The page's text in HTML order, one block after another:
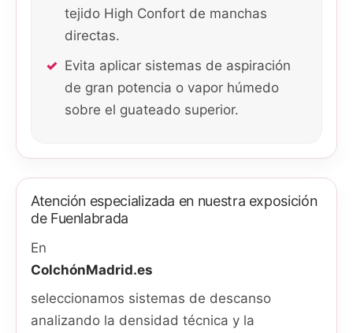
tejido High Confort de manchas
directas.
Evita aplicar sistemas de aspiración
de gran potencia o vapor húmedo
sobre el guateado superior.
Atención especializada en nuestra exposición
de Fuenlabrada
En
ColchónMadrid.es
seleccionamos sistemas de descanso
analizando la densidad técnica y la